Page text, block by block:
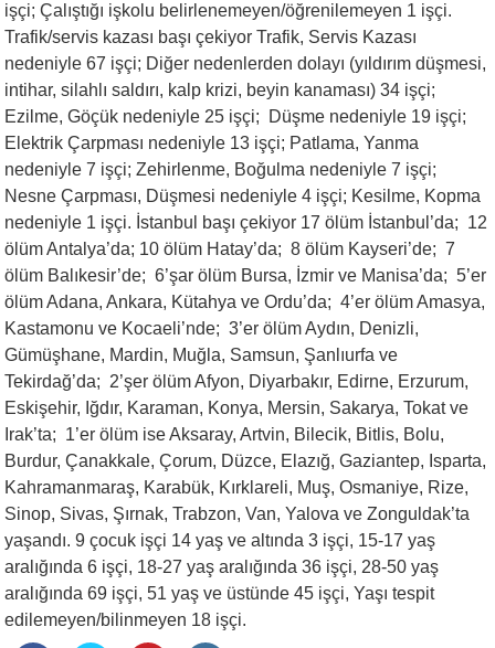
işçi; Çalıştığı işkolu belirlenemeyen/öğrenilemeyen 1 işçi.
Trafik/servis kazası başı çekiyor Trafik, Servis Kazası
nedeniyle 67 işçi; Diğer nedenlerden dolayı (yıldırım düşmesi,
intihar, silahlı saldırı, kalp krizi, beyin kanaması) 34 işçi;
Ezilme, Göçük nedeniyle 25 işçi; Düşme nedeniyle 19 işçi;
Elektrik Çarpması nedeniyle 13 işçi; Patlama, Yanma
nedeniyle 7 işçi; Zehirlenme, Boğulma nedeniyle 7 işçi;
Nesne Çarpması, Düşmesi nedeniyle 4 işçi; Kesilme, Kopma
nedeniyle 1 işçi. İstanbul başı çekiyor 17 ölüm İstanbul’da; 12
ölüm Antalya’da; 10 ölüm Hatay’da; 8 ölüm Kayseri’de; 7
ölüm Balıkesir’de; 6’şar ölüm Bursa, İzmir ve Manisa’da; 5’er
ölüm Adana, Ankara, Kütahya ve Ordu’da; 4’er ölüm Amasya,
Kastamonu ve Kocaeli’nde; 3’er ölüm Aydın, Denizli,
Gümüşhane, Mardin, Muğla, Samsun, Şanlıurfa ve
Tekirdağ’da; 2’şer ölüm Afyon, Diyarbakır, Edirne, Erzurum,
Eskişehir, Iğdır, Karaman, Konya, Mersin, Sakarya, Tokat ve
Irak’ta; 1’er ölüm ise Aksaray, Artvin, Bilecik, Bitlis, Bolu,
Burdur, Çanakkale, Çorum, Düzce, Elazığ, Gaziantep, Isparta,
Kahramanmaraş, Karabük, Kırklareli, Muş, Osmaniye, Rize,
Sinop, Sivas, Şırnak, Trabzon, Van, Yalova ve Zonguldak’ta
yaşandı. 9 çocuk işçi 14 yaş ve altında 3 işçi, 15-17 yaş
aralığında 6 işçi, 18-27 yaş aralığında 36 işçi, 28-50 yaş
aralığında 69 işçi, 51 yaş ve üstünde 45 işçi, Yaşı tespit
edilemeyen/bilinmeyen 18 işçi.